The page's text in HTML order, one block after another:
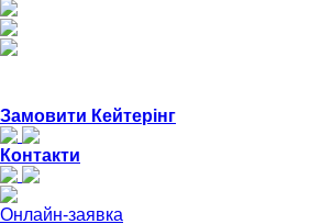
Замовити Кейтерінг
Контакти
Онлайн-заявка